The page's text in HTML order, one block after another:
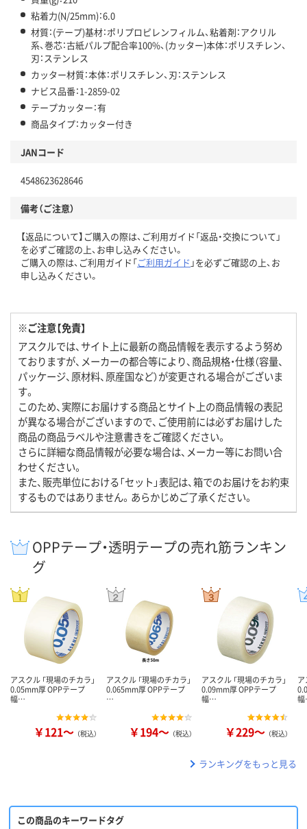
粘着力(N/25mm)：6.0
材質：(テープ)基材：ポリプロピレンフィルム、粘着剤：アクリル
系、巻芯：古紙パルプ配合率100%、(カッター)本体：ポリスチレン、
刃：ステンレス
カッター材質：本体：ポリスチレン、刃：ステンレス
ナビス品番：1-2859-02
テープカッター：有
商品タイプ：カッター付き
JANコード
4548623628646
備考（ご注意）
【返品について】ご購入の際は、ご利用ガイド「返品・交換について」
を必ずご確認の上、お申し込みください。
ご購入の際は、ご利用ガイド「ご利用ガイド 」を必ずご確認の上、お
申し込みください。
※ご注意【免責】
アスクルでは、サイト上に最新の商品情報を表示するよう努め
ておりますが、メーカーの都合等により、商品規格・仕様（容量、
パッケージ、原材料、原産国など）が変更される場合がございま
す。
このため、実際にお届けする商品とサイト上の商品情報の表記
が異なる場合がございますので、ご使用前には必ずお届けした
商品の商品ラベルや注意書きをご確認ください。
さらに詳細な商品情報が必要な場合は、メーカー等にお問い合
わせください。
また、販売単位における「セット」表記は、箱でのお届けをお約束
するものではありません。あらかじめご了承ください。
OPPテープ・透明テープの売れ筋ランキン
グ
アスクル 「現場のチカラ」
0.05mm厚 OPPテープ
幅…
￥121～ （税込）
アスクル 「現場のチカラ」
0.065mm厚 OPPテープ
…
￥194～ （税込）
アスクル 「現場のチカラ」
0.09mm厚 OPPテープ
幅…
￥229～ （税込）
ア
ランキングをもっと見る
この商品のキーワードタグ